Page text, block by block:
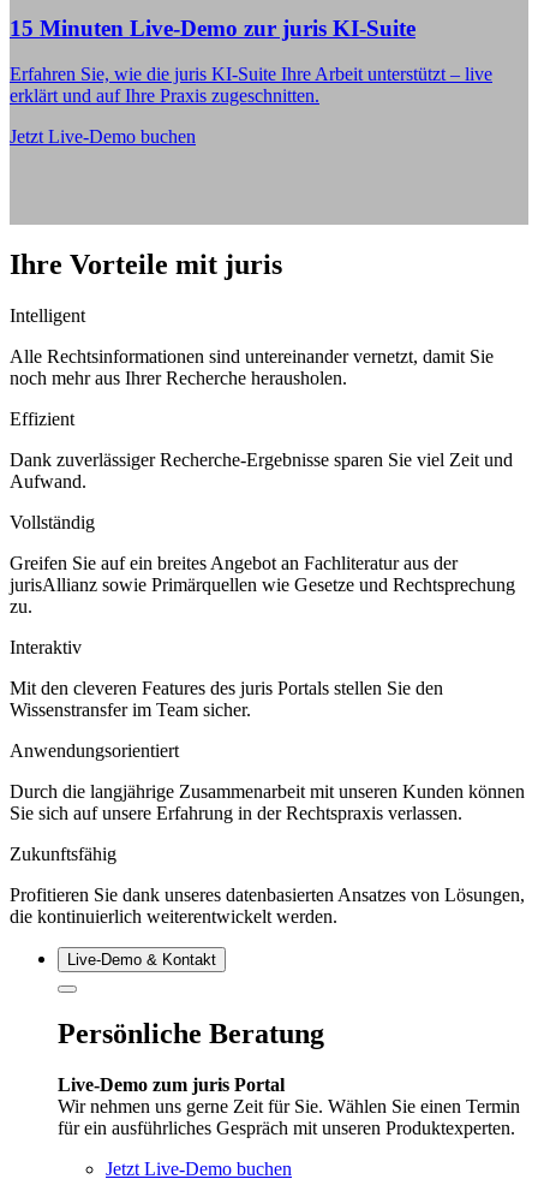
15 Minuten Live-Demo zur juris KI-Suite
Erfahren Sie, wie die juris KI-Suite Ihre Arbeit unterstützt – live
erklärt und auf Ihre Praxis zugeschnitten.
Jetzt Live-Demo buchen
Ihre Vorteile mit juris
Intelligent
Alle Rechtsinformationen sind untereinander vernetzt, damit Sie
noch mehr aus Ihrer Recherche herausholen.
Effizient
Dank zuverlässiger Recherche-Ergebnisse sparen Sie viel Zeit und
Aufwand.
Vollständig
Greifen Sie auf ein breites Angebot an Fachliteratur aus der
jurisAllianz sowie Primärquellen wie Gesetze und Rechtsprechung
zu.
Interaktiv
Mit den cleveren Features des juris Portals stellen Sie den
Wissenstransfer im Team sicher.
Anwendungsorientiert
Durch die langjährige Zusammenarbeit mit unseren Kunden können
Sie sich auf unsere Erfahrung in der Rechtspraxis verlassen.
Zukunftsfähig
Profitieren Sie dank unseres datenbasierten Ansatzes von Lösungen,
die kontinuierlich weiterentwickelt werden.
Live‑Demo & Kontakt
Persönliche Beratung
Live-Demo zum juris Portal
Wir nehmen uns gerne Zeit für Sie. Wählen Sie einen Termin
für ein ausführliches Gespräch mit unseren Produktexperten.
Jetzt Live-Demo buchen